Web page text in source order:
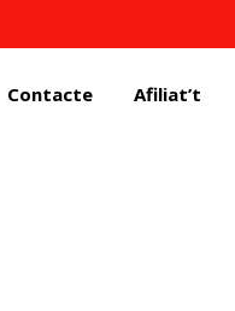
Contacte Afiliat’t